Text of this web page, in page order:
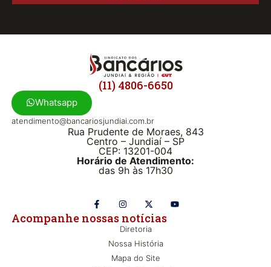
Diretoria
Nossa História
Mapa do Site
Acompanhe nossas notícias
(11) 4806-6650
Whatsapp
atendimento@bancariosjundiai.com.br
Rua Prudente de Moraes, 843
Centro – Jundiaí – SP
CEP: 13201-004
Horário de Atendimento:
das 9h às 17h30